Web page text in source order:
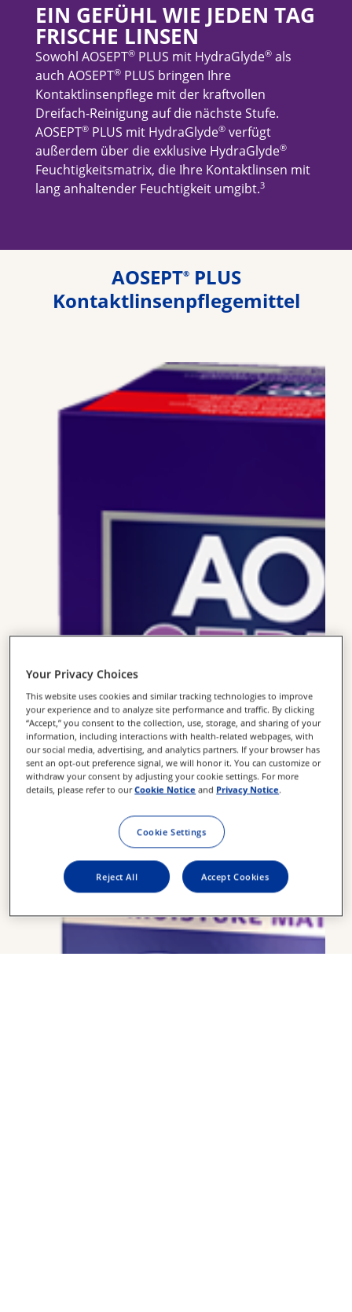
EIN GEFÜHL WIE JEDEN TAG
FRISCHE LINSEN
Sowohl AOSEPT®PLUS mit HydraGlyde®als
auch AOSEPT®PLUS bringen Ihre
Kontaktlinsenpflege mit der kraftvollen
Dreifach-Reinigung auf die nächste Stufe.
AOSEPT®PLUS mit HydraGlyde®verfügt
außerdem über die exklusive HydraGlyde®
Feuchtigkeitsmatrix, die Ihre Kontaktlinsen mit
lang anhaltender Feuchtigkeit umgibt.3
AOSEPT®PLUS
Kontaktlinsenpflegemittel
Your Privacy Choices
This website uses cookies and similar tracking technologies to improve
your experience and to analyze site performance and traffic. By clicking
“Accept,” you consent to the collection, use, storage, and sharing of your
information, including interactions with health-related webpages, with
our social media, advertising, and analytics partners. If your browser has
sent an opt-out preference signal, we will honor it. You can customize or
withdraw your consent by adjusting your cookie settings. For more
details, please refer to ourCookie Notice and Privacy Notice.
Cookie Settings
Reject All Accept Cookies